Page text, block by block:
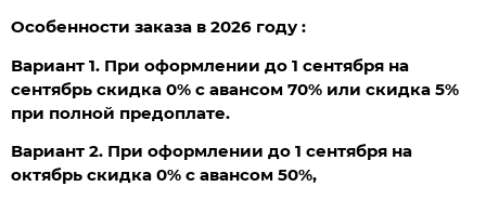
Особенности заказа в 2026 году :
Вариант 1. При оформлении до 1 сентября на
сентябрь скидка 0% с авансом 70% или скидка 5%
при полной предоплате.
Вариант 2. При оформлении до 1 сентября на
октябрь скидка 0% с авансом 50%,